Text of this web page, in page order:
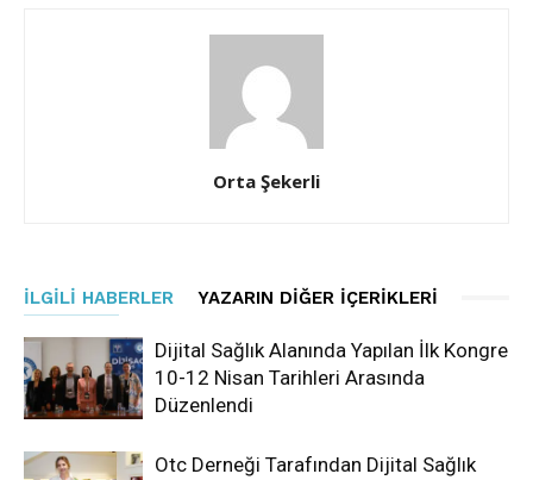
Orta Şekerli
İLGILI HABERLER YAZARIN DIĞER İÇERIKLERI
Dijital Sağlık Alanında Yapılan İlk Kongre
10-12 Nisan Tarihleri Arasında
Düzenlendi
Otc Derneği Tarafından Dijital Sağlık